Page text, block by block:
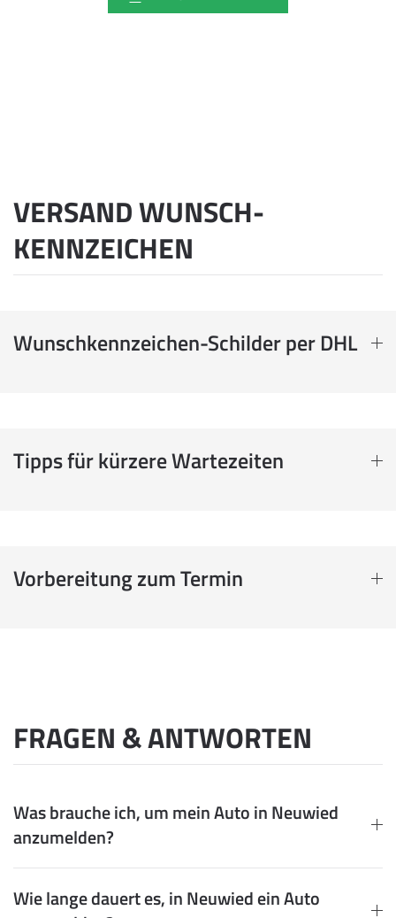
VERSAND WUNSCH­
KENNZEICHEN
Wunschkennzeichen-Schilder per DHL
Tipps für kürzere Wartezeiten
Vorbereitung zum Termin
FRAGEN & ANTWORTEN
Was brauche ich, um mein Auto in Neuwied
anzumelden?
Wie lange dauert es, in Neuwied ein Auto